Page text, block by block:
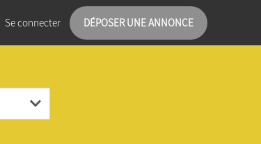
Se connecter DÉPOSER UNE ANNONCE